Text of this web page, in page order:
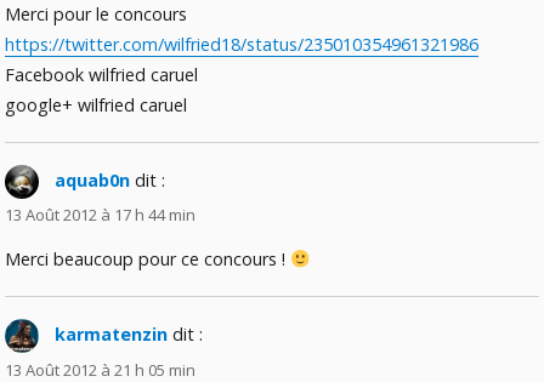
Merci pour le concours
https://twitter.com/wilfried18/status/235010354961321986
Facebook wilfried caruel
google+ wilfried caruel
aquab0n dit :
13 Août 2012 à 17 h 44 min
Merci beaucoup pour ce concours !
karmatenzin dit :
13 Août 2012 à 21 h 05 min